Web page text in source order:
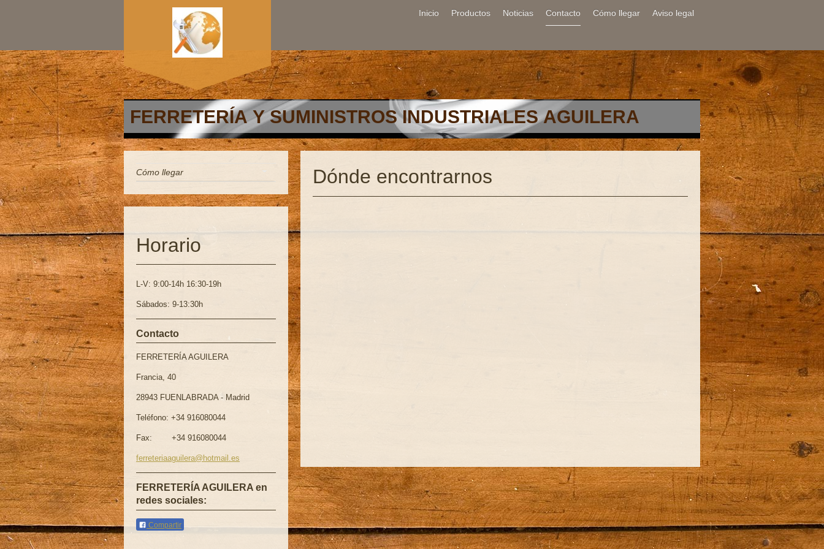
Inicio Productos Noticias Contacto Cómo llegar Aviso legal
FERRETERÍA Y SUMINISTROS INDUSTRIALES AGUILERA
Dónde encontrarnos
Cómo llegar
Horario
L-V: 9:00-14h 16:30-19h
Sábados: 9-13:30h
Contacto
FERRETERÍA AGUILERA
Francia, 40
28943 FUENLABRADA - Madrid
Teléfono: +34 916080044
Fax: +34 916080044
ferreteriaaguilera@hotmail.es
FERRETERÍA AGUILERA en
redes sociales:
Compartir